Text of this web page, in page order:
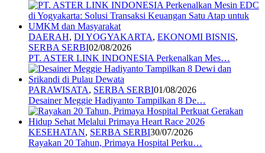
DAERAH, DI YOGYAKARTA, EKONOMI BISNIS,
SERBA SERBI02/08/2026
PT. ASTER LINK INDONESIA Perkenalkan Mes…
PARAWISATA, SERBA SERBI01/08/2026
Desainer Meggie Hadiyanto Tampilkan 8 De…
KESEHATAN, SERBA SERBI30/07/2026
Rayakan 20 Tahun, Primaya Hospital Perku…